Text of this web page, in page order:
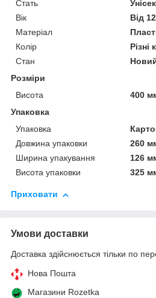
Стать
Вік
Від
Матеріал
Колір
Різні
Стан
Розміри
Висота
400
Упаковка
Упаковка
Довжина упаковки
260
Ширина упакування
126
Висота упаковки
325
Приховати
Умови доставки
Доставка здійснюється тільки по
Нова Пошта
Магазини Rozetka